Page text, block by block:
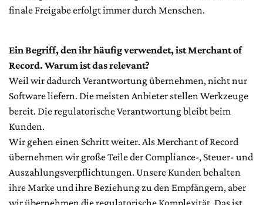
finale Freigabe erfolgt immer durch Menschen.
Ein Begriff, den ihr häufig verwendet, ist Merchant of
Record. Warum ist das relevant?
Weil wir dadurch Verantwortung übernehmen, nicht nur
Software liefern. Die meisten Anbieter stellen Werkzeuge
bereit. Die regulatorische Verantwortung bleibt beim
Kunden.
Wir gehen einen Schritt weiter. Als Merchant of Record
übernehmen wir große Teile der Compliance-, Steuer- und
Auszahlungsverpflichtungen. Unsere Kunden behalten
ihre Marke und ihre Beziehung zu den Empfängern, aber